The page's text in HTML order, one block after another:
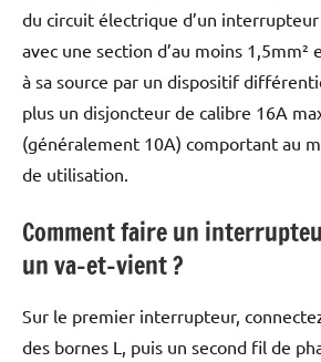
du circuit électrique d’un
avec une section d’au moins
à sa source par un dispositif
plus un disjoncteur de calibre 16A
(généralement 10A) comportant au
de utilisation.
Comment faire un
un va-et-vient ?
Sur le premier interrupteur,
des bornes L, puis un second fil de